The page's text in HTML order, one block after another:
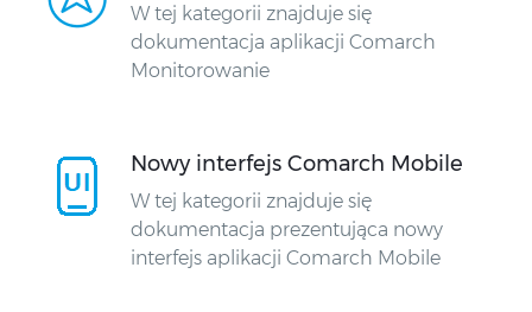
W tej kategorii znajduje się
dokumentacja aplikacji Comarch
Monitorowanie
Nowy interfejs Comarch Mobile
W tej kategorii znajduje się
dokumentacja prezentująca nowy
interfejs aplikacji Comarch Mobile